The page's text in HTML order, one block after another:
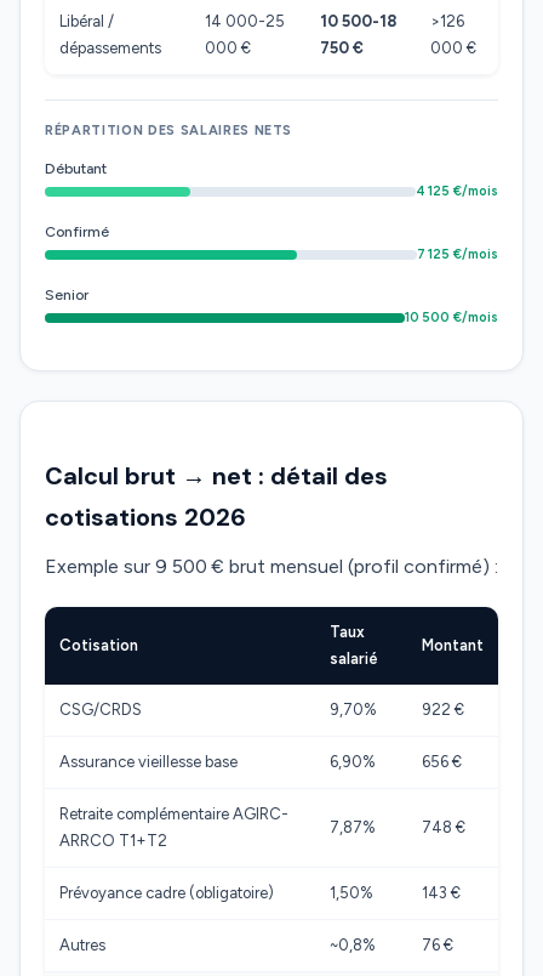
Libéral /
dépassements
14 000-25
000 €
10 500-18
750 €
>126
000 €
RÉPARTITION DES SALAIRES NETS
Débutant
4 125 €/mois
Confirmé
7 125 €/mois
Senior
10 500 €/mois
Calcul brut → net : détail des
cotisations 2026
Exemple sur 9 500 € brut mensuel (profil confirmé) :
Cotisation
Taux
salarié
Montant
CSG/CRDS 9,70% 922 €
Assurance vieillesse base 6,90% 656 €
Retraite complémentaire AGIRC-
ARRCO T1+T2
7,87% 748 €
Prévoyance cadre (obligatoire) 1,50% 143 €
Autres ~0,8% 76 €